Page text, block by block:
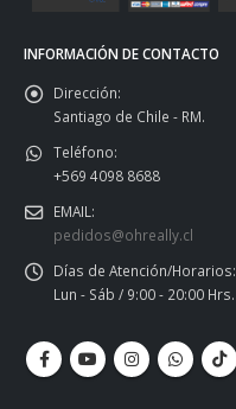
INFORMACIÓN DE CONTACTO
Dirección:
Santiago de Chile - RM.
Teléfono:
+569 4098 8688
EMAIL:
pedidos@ohreally.cl
Días de Atención/Horarios:
Lun - Sáb / 9:00 - 20:00 Hrs.